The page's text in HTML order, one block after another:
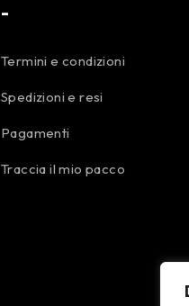
-
Termini e condizioni
Spedizioni e resi
Pagamenti
Traccia il mio pacco